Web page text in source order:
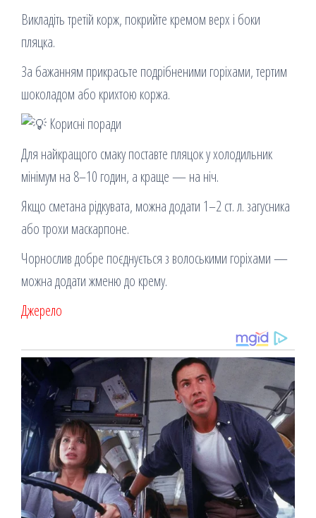
Викладіть третій корж, покрийте кремом верх і боки
пляцка.
За бажанням прикрасьте подрібненими горіхами, тертим
шоколадом або крихтою коржа.
Корисні поради
Для найкращого смаку поставте пляцок у холодильник
мінімум на 8–10 годин, а краще — на ніч.
Якщо сметана рідкувата, можна додати 1–2 ст. л. загусника
або трохи маскарпоне.
Чорнослив добре поєднується з волоськими горіхами —
можна додати жменю до крему.
Джерело